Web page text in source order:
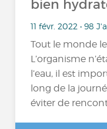
bien
11 févr. 2022 • 98
Tout le monde le
L’organisme
l’eau, il est
long de la
éviter de